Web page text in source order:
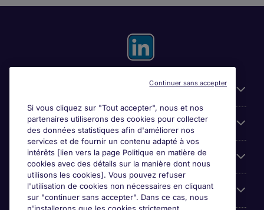
Espace employeurs
Parcourir nos offres
Qui sommes-nous?
Si vous cliquez sur "Tout accepter", nous et nos
partenaires utiliserons des cookies pour collecter
des données statistiques afin d'améliorer nos
services et de fournir un contenu adapté à vos
intérêts [lien vers la page Politique en matière de
cookies avec des détails sur la manière dont nous
utilisons les cookies]. Vous pouvez refuser
l'utilisation de cookies non nécessaires en cliquant
sur "continuer sans accepter". Dans ce cas, nous
Continuer sans accepter